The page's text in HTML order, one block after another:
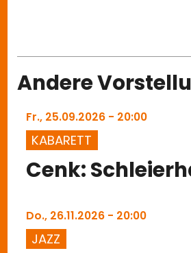
Andere
Fr., 25.09.2026 - 20:00
KABARETT
Cenk:
Do., 26.11.2026 - 20:00
JAZZ